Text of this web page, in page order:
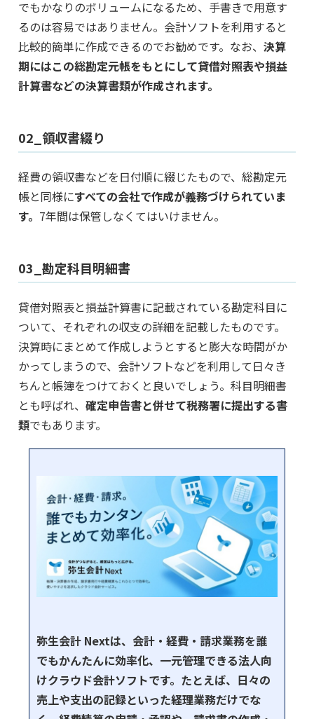
でもかなりのボリュームになるため、手書きで用意す
るのは容易ではありません。会計ソフトを利用すると
比較的簡単に作成できるのでお勧めです。なお、 決算
期にはこの総勘定元帳をもとにして貸借対照表や損益
計算書などの決算書類が作成されます。
02_領収書綴り
経費の領収書などを日付順に綴じたもので、総勘定元
帳と同様にすべての会社で作成が義務づけられていま
す。 7年間は保管しなくてはいけません。
03_勘定科目明細書
貸借対照表と損益計算書に記載されている勘定科目に
ついて、それぞれの収支の詳細を記載したものです。
決算時にまとめて作成しようとすると膨大な時間がか
かってしまうので、会計ソフトなどを利用して日々き
ちんと帳簿をつけておくと良いでしょう。科目明細書
とも呼ばれ、 確定申告書と併せて税務署に提出する書
類でもあります。
弥生会計 Nextは、会計・経費・請求業務を誰
でもかんたんに効率化、一元管理できる法人向
けクラウド会計ソフトです。たとえば、日々の
売上や支出の記録といった経理業務だけでな